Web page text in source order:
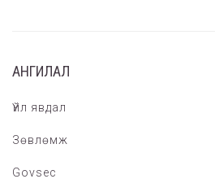
АНГИЛАЛ
Үйл явдал
Зөвлөмж
Govsec